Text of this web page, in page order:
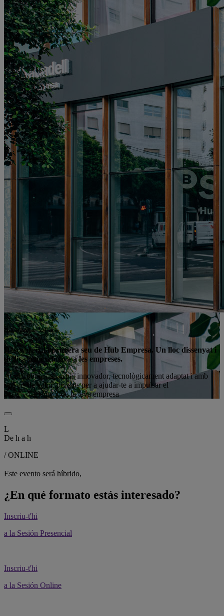
Hub Empresa València
Descobreix la primera seu de Hub Empresa. Un lloc dissenyat i
dedicat en exclusiva a les empreses.
Aquí trobaràs un espai innovador, tecnològicament adaptat i amb
serveis de valor, pensats per a ajudar-te a impulsar el
desenvolupament de la teva empresa
L
De h a h
/ ONLINE
Este evento será híbrido,
¿En qué formato estás interesado?
Inscriu-t'hi
a la Sesión Presencial
Inscriu-t'hi
a la Sesión Online